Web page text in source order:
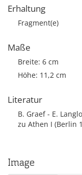
Erhaltung
Fragment(e)
Maße
Breite: 6 cm
Höhe: 11,2 cm
Literatur
B. Graef - E.
zu Athen I (Berlin
Image